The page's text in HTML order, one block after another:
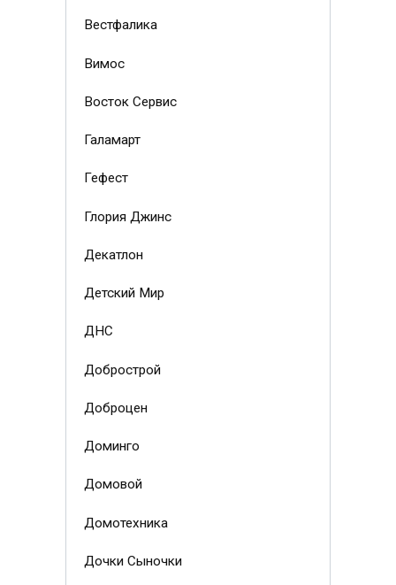
Вестфалика
Вимос
Восток Сервис
Галамарт
Гефест
Глория Джинс
Декатлон
Детский Мир
ДНС
Добрострой
Доброцен
Доминго
Домовой
Домотехника
Дочки Сыночки